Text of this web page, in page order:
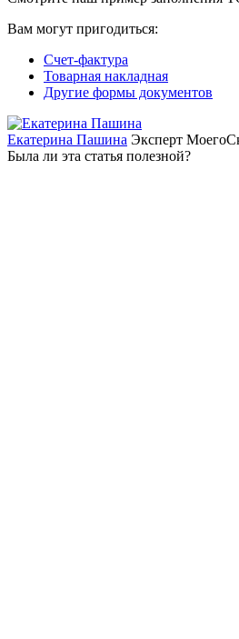
Вам могут пригодиться:
Счет-фактура
Товарная накладная
Другие формы документов
Екатерина Пашина Эксперт
Была ли эта статья полезной?